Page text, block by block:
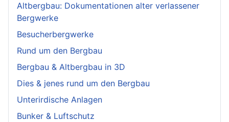
Altbergbau: Dokumentationen alter verlassener
Bergwerke
Besucherbergwerke
Rund um den Bergbau
Bergbau & Altbergbau in 3D
Dies & jenes rund um den Bergbau
Unterirdische Anlagen
Bunker & Luftschutz